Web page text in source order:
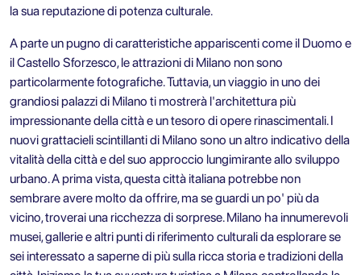
la sua reputazione di potenza culturale.
A parte un pugno di caratteristiche appariscenti come il Duomo e
il Castello Sforzesco, le attrazioni di Milano non sono
particolarmente fotografiche. Tuttavia, un viaggio in uno dei
grandiosi palazzi di Milano ti mostrerà l'architettura più
impressionante della città e un tesoro di opere rinascimentali. I
nuovi grattacieli scintillanti di Milano sono un altro indicativo della
vitalità della città e del suo approccio lungimirante allo sviluppo
urbano. A prima vista, questa città italiana potrebbe non
sembrare avere molto da offrire, ma se guardi un po' più da
vicino, troverai una ricchezza di sorprese. Milano ha innumerevoli
musei, gallerie e altri punti di riferimento culturali da esplorare se
sei interessato a saperne di più sulla ricca storia e tradizioni della